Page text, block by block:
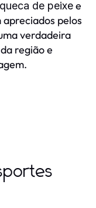
de peixee
pelos
verdadeira
região e